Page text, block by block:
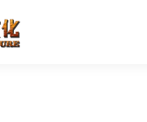
出一部高质量